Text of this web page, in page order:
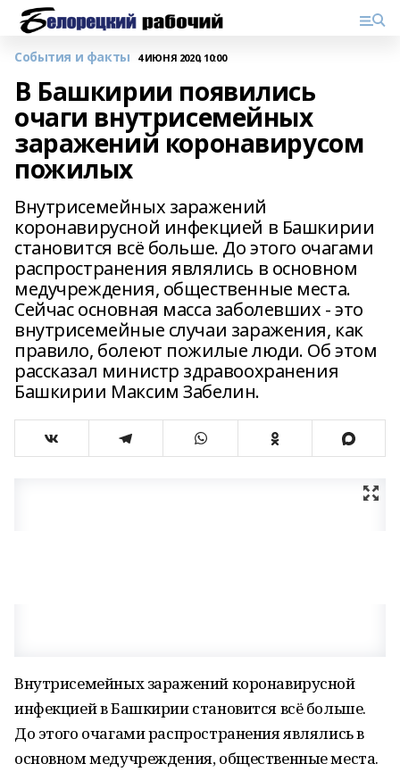
События и факты 4 ИЮНЯ 2020, 10:00
В Башкирии появились
очаги внутрисемейных
заражений коронавирусом
пожилых
Внутрисемейных заражений
коронавирусной инфекцией в Башкирии
становится всё больше. До этого очагами
распространения являлись в основном
медучреждения, общественные места.
Сейчас основная масса заболевших - это
внутрисемейные случаи заражения, как
правило, болеют пожилые люди. Об этом
рассказал министр здравоохранения
Башкирии Максим Забелин.
Внутрисемейных заражений коронавирусной
инфекцией в Башкирии становится всё больше.
До этого очагами распространения являлись в
основном медучреждения, общественные места.